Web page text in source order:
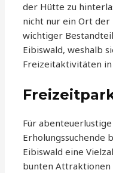
der Hütte zu
nicht nur ein Ort der
wichtiger
Eibiswald, weshalb
Freizeitaktivitäten
Für
Eibiswald eine
bunten Attraktionen